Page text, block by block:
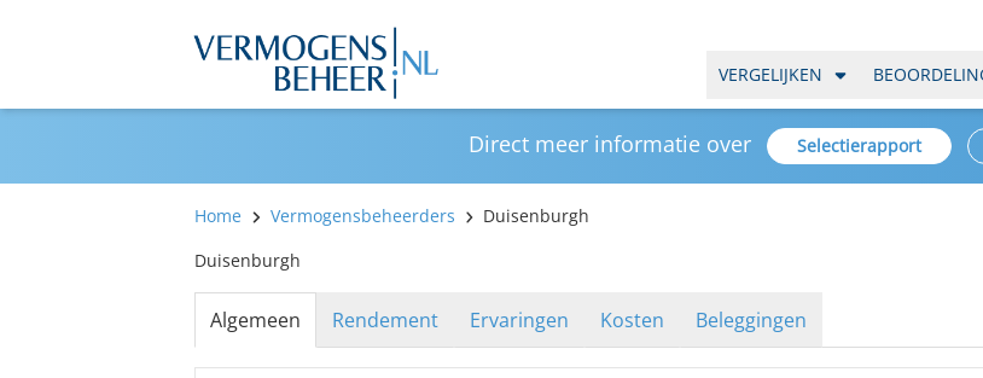
VERGELIJKEN
Direct meer informatie over Selectierapport
Home Vermogensbeheerders
Duisenburgh
Duisenburgh
Algemeen Rendement Ervaringen Kosten Beleggingen